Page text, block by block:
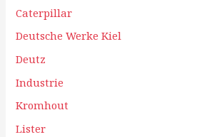
Caterpillar
Deutsche Werke Kiel
Deutz
Industrie
Kromhout
Lister